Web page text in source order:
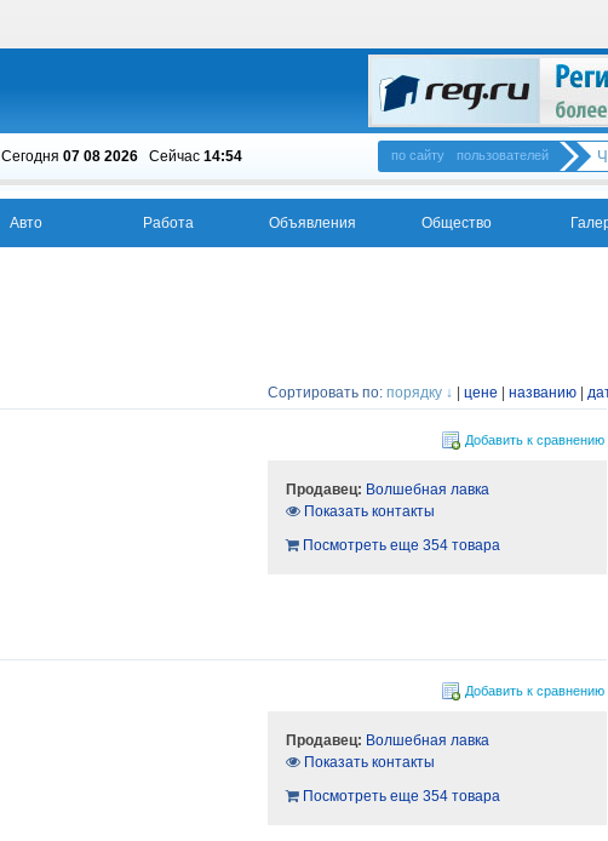
Сегодня 07 08 2026 Cейчас 14:54 по сайту пользователей
Авто Работа Объявления Общество
Сортировать по: порядку ↓ цене названию
Добавить к сравнению
Продавец: Волшебная лавка
Показать контакты
Посмотреть еще 354 товара
Добавить к сравнению
Продавец: Волшебная лавка
Показать контакты
Посмотреть еще 354 товара